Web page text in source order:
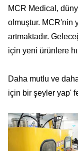
MCR Medical,
olmuştur. MCR'nin
artmaktadır.
için yeni ürünlere
Daha mutlu ve
için bir şeyler yap'